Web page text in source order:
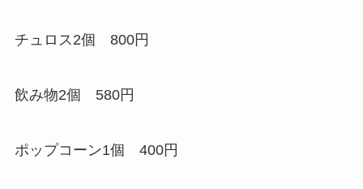
チュロス2個 800円
飲み物2個 580円
ポップコーン1個 400円